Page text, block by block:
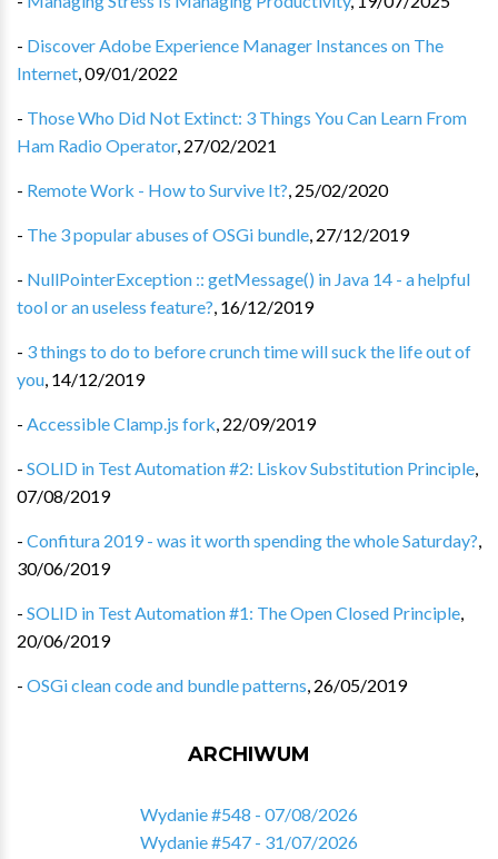
- Discover Adobe Experience Manager Instances on The
Internet,09/01/2022
- Those Who Did Not Extinct: 3 Things You Can Learn From
Ham Radio Operator, 27/02/2021
- Remote Work - How to Survive It?, 25/02/2020
- The 3 popular abuses of OSGi bundle, 27/12/2019
- NullPointerException :: getMessage() in Java 14 - a helpful
tool or an useless feature?, 16/12/2019
- 3 things to do to before crunch time will suck the life out of
you, 14/12/2019
- Accessible Clamp.js fork, 22/09/2019
- SOLID in Test Automation #2: Liskov Substitution Principle,
07/08/2019
- Confitura 2019 - was it worth spending the whole Saturday?,
30/06/2019
- SOLID in Test Automation #1: The Open Closed Principle,
20/06/2019
- OSGi clean code and bundle patterns, 26/05/2019
ARCHIWUM
Wydanie #548 - 07/08/2026
Wydanie #547 - 31/07/2026